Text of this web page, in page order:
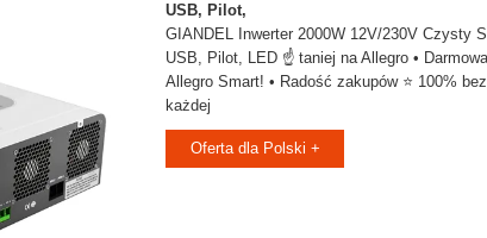
USB, Pilot,
GIANDEL Inwerter 2000W 12V/230V Czysty
USB, Pilot, LED ☝ taniej na Allegro •
Allegro Smart! • Radość zakupów ⭐ 100%
każdej
Oferta dla Polski +